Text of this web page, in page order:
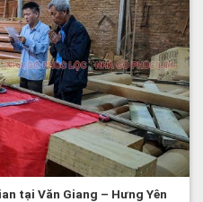
tại Văn Giang – Hưng Yên